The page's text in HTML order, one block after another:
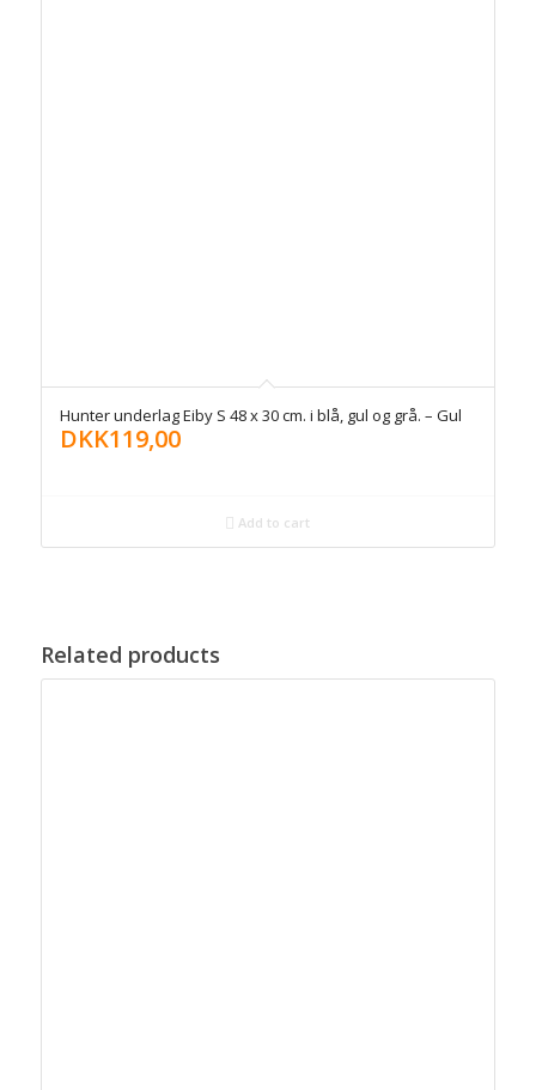
Hunter underlag Eiby S 48 x 30 cm. i blå, gul og grå. – Gul
DKK119,00
Add to cart
Related products